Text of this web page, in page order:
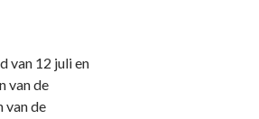
van 12 juli en
van de
van de